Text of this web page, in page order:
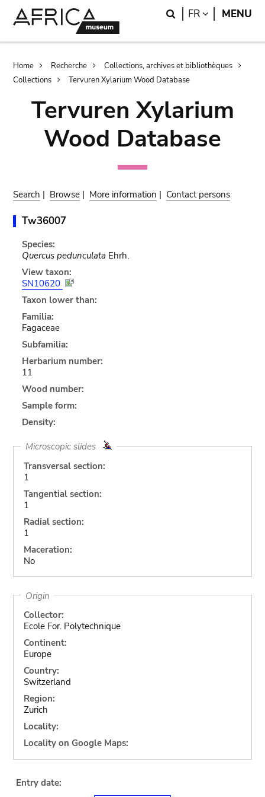
Search
FR LANGUAGE
MENU
Breadcrumb
Home Recherche
Collections, archives et bibliothèques
Collections
Tervuren Xylarium Wood Database
Tervuren Xylarium
Wood Database
Search | Browse | More information | Contact persons
Tw36007
Species:
Quercus pedunculata Ehrh.
View taxon:
SN10620
Taxon lower than:
Familia:
Fagaceae
Subfamilia:
Herbarium number:
11
Wood number:
Sample form:
Density:
Microscopic slides
Transversal section:
1
Tangential section:
1
Radial section:
1
Maceration:
No
Origin
Collector:
Ecole For. Polytechnique
Continent:
Europe
Country:
Switzerland
Region:
Zurich
Locality:
Locality on Google Maps:
Entry date: